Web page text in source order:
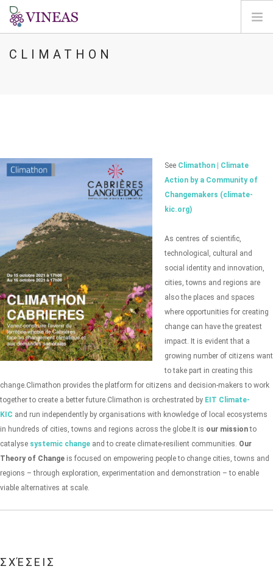
ΣΠΊΤΙ
ΣΎΝΔΕΣΗ
CLIMATHON
See Climathon | Climate
Action by a Community of
Changemakers (climate-
kic.org)
As centres of scientific,
technological, cultural and
social identity and innovation,
cities, towns and regions are
also the places and spaces
where opportunities for creating
change can have the greatest
impact. It is evident that a
growing number of citizens want
to take part in creating this
change.Climathon provides the platform for citizens and decision-makers to work
together to create a better future.Climathon is orchestrated by EIT Climate-
KIC and run independently by organisations with knowledge of local ecosystems
in hundreds of cities, towns and regions across the globe. It is our missionto
catalyse systemic change and to create climate-resilient communities. Our
Theory of Change is focused on empowering people to change cities, towns and
regions – through exploration, experimentation and demonstration – to enable
viable alternatives at scale.
ΣΧΈΣΕΙΣ